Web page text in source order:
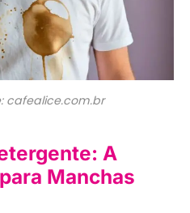
cafealice.com.br
A
Manchas